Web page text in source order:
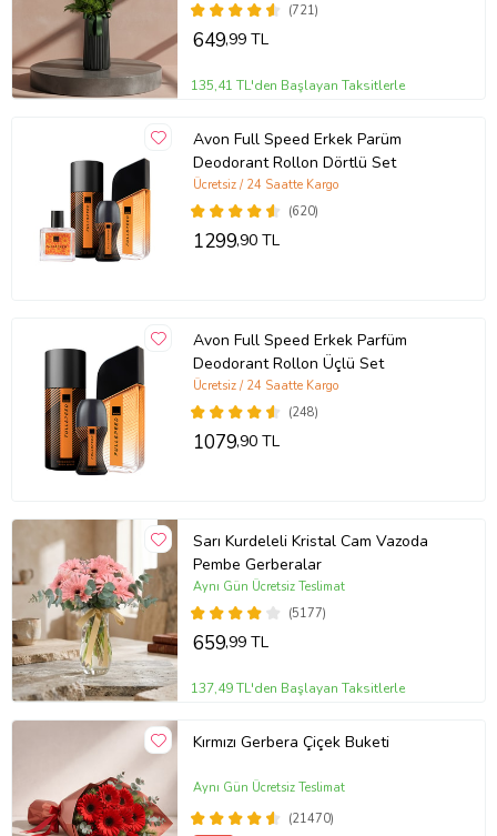
(721)
649,99 TL
135,41 TL'den Başlayan Taksitlerle
Avon Full Speed Erkek Parüm
Deodorant Rollon Dörtlü Set
(620)
Ücretsiz / 24 Saatte Kargo
1299,90 TL
Avon Full Speed Erkek Parfüm
Deodorant Rollon Üçlü Set
(248)
Ücretsiz / 24 Saatte Kargo
1079,90 TL
Sarı Kurdeleli Kristal Cam Vazoda
Pembe Gerberalar
(5177)
Aynı Gün Ücretsiz Teslimat
659,99 TL
137,49 TL'den Başlayan Taksitlerle
Kırmızı Gerbera Çiçek Buketi
(21470)
Aynı Gün Ücretsiz Teslimat